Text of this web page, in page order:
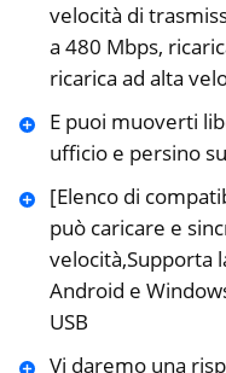
velocità di
a 480 Mbps,
ricarica ad alta
E puoi muoverti
ufficio e persino
[Elenco di
può caricare e
velocità,Supporta
Android e
USB
Vi daremo una